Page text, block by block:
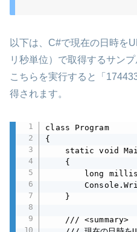
以下は、C#で現在の日時を
リ秒単位）で取得するサンプ
こちらを実行すると「
得されます。
class Program
{
static void
    {
long
    }
    /// <summary>